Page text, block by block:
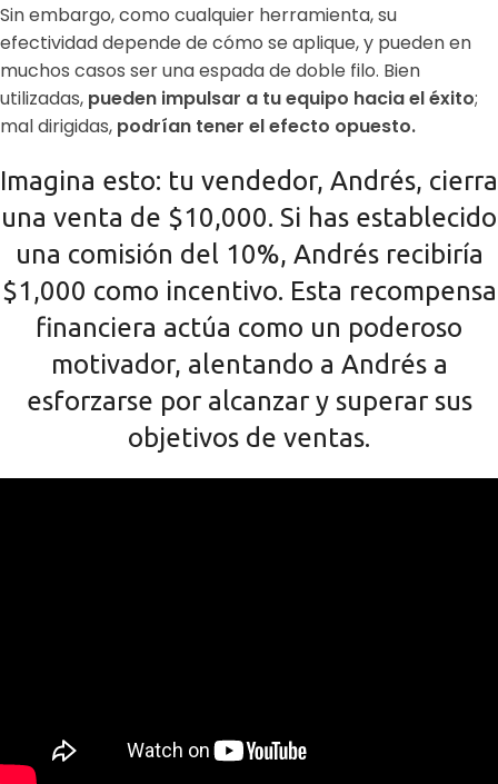
Sin embargo, como cualquier herramienta, su
efectividad depende de cómo se aplique, y pueden en
muchos casos ser una espada de doble filo. Bien
utilizadas, pueden impulsar a tu equipo hacia el éxito;
mal dirigidas, podrían tener el efecto opuesto.
Imagina esto: tu vendedor, Andrés, cierra
una venta de $10,000. Si has establecido
una comisión del 10%, Andrés recibiría
$1,000 como incentivo. Esta recompensa
financiera actúa como un poderoso
motivador, alentando a Andrés a
esforzarse por alcanzar y superar sus
objetivos de ventas.